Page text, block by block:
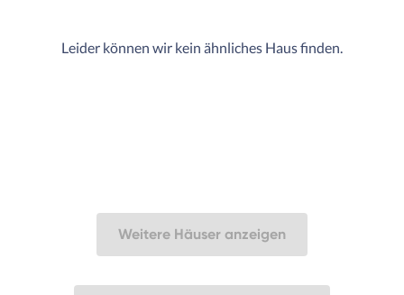
Leider können wir kein ähnliches Haus finden.
Weitere Häuser anzeigen